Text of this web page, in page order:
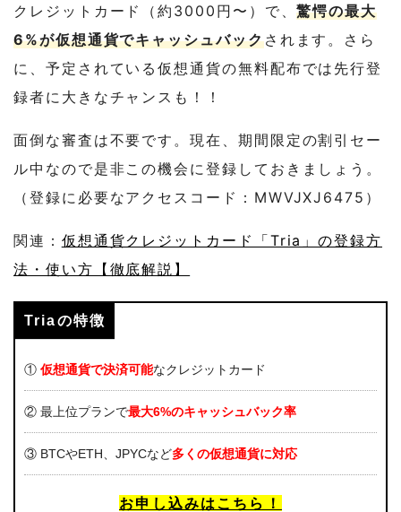
クレジットカード（約3000円〜）で、驚愕の最大
6%が仮想通貨でキャッシュバックされます。さら
に、予定されている仮想通貨の無料配布では先行登
録者に大きなチャンスも！！
面倒な審査は不要です。現在、期間限定の割引セー
ル中なので是非この機会に登録しておきましょう。
（登録に必要なアクセスコード：MWVJXJ6475）
関連： 仮想通貨クレジットカード「Tria」の登録方
法・使い方【徹底解説】
Triaの特徴
① 仮想通貨で決済可能なクレジットカード
② 最上位プランで最大6%のキャッシュバック率
③ BTCやETH、JPYCなど多くの仮想通貨に対応
お申し込みはこちら！